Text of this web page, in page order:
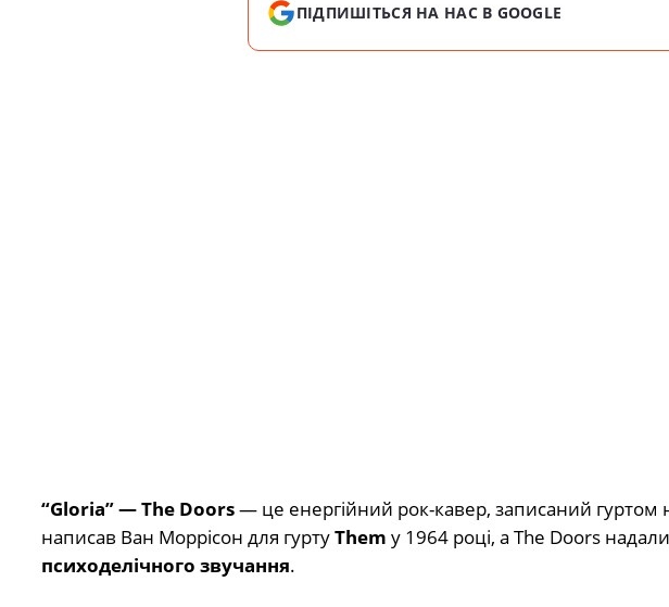
ПІДПИШІТЬСЯ НА НАС В GOOGLE
“Gloria” — The Doors— це енергійний рок-кавер, записаний гуртом
написав Ван Моррісон для гуртуThem у 1964 році, а The Doors
психоделічного звучання.